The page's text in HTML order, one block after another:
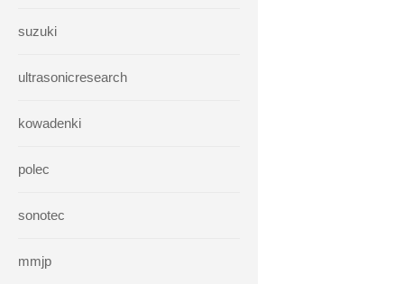
suzuki
ultrasonicresearch
kowadenki
polec
sonotec
mmjp